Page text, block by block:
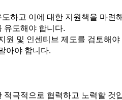
하고 이에 대한 지원책을 마련
유도해야 합니다.
원 및 인센티브 제도를 검토해야
아야 합니다.
극적으로 협력하고 노력할 것